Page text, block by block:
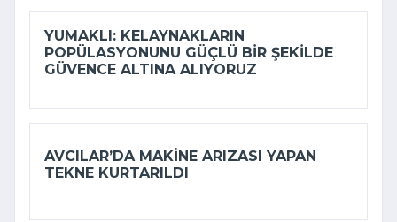
YUMAKLI: KELAYNAKLARIN
POPÜLASYONUNU GÜÇLÜ BIR ŞEKILDE
GÜVENCE ALTINA ALIYORUZ
AVCILAR’DA MAKINE ARIZASI YAPAN
TEKNE KURTARILDI